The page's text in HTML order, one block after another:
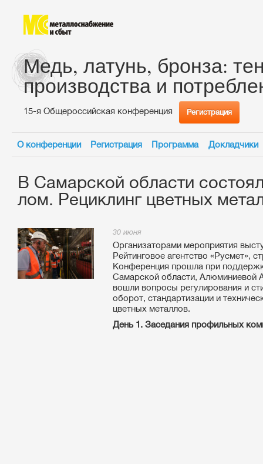
Медь, латунь, бронза:
производства и
15-я Общероссийская конференция Регистрация
О конференции Регистрация Программа Докладчики
В Самарской области
лом. Рециклинг цветных
30 июня
Организаторами мероприятия
Рейтинговое агентство «Русмет»,
Конференция прошла при
Самарской области, Алюминиевой
вошли вопросы регулирования и
оборот, стандартизации и
цветных металлов.
День 1. Заседания профильных